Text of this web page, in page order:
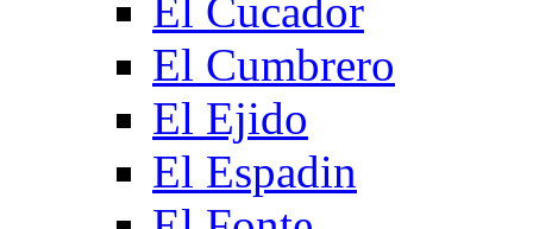
El Cucador
El Cumbrero
El Ejido
El Espadin